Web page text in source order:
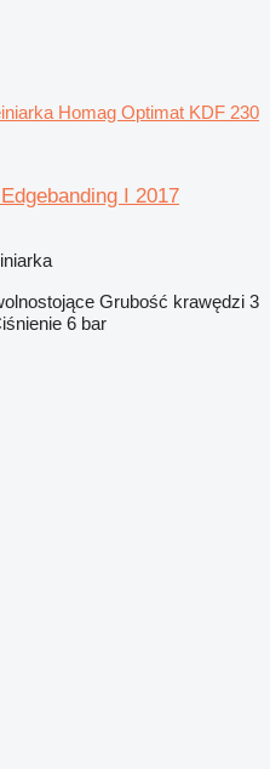
Homag Optimat KDF 230
I 2017
Grubość krawędzi 3
6 bar